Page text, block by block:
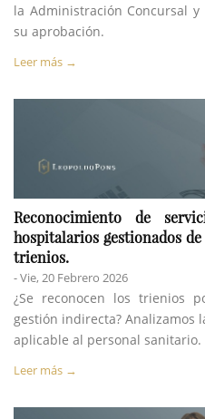
la Administración Concursal
su aprobación.
Leer más →
Reconocimiento de
hospitalarios gestionados
trienios.
- Vie, 20 Febrero 2026
¿Se reconocen los trienios
gestión indirecta? Analizamos
aplicable al personal sanitario.
Leer más →